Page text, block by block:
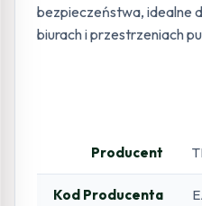
bezpieczeństwa, idealne
biurach i przestrzeniach
Producent
Kod Producenta